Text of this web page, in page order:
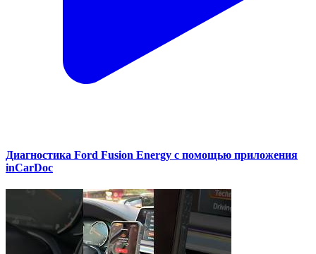
Диагностика Ford Fusion Energy с помощью приложения
inCarDoc